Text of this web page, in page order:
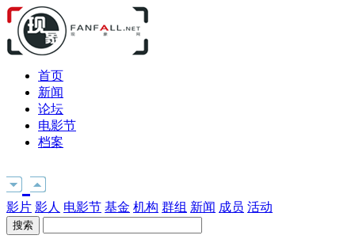
首页
新闻
论坛
电影节
档案
影片 影人 电影节 基金 机构 群组 新闻 成员 活动